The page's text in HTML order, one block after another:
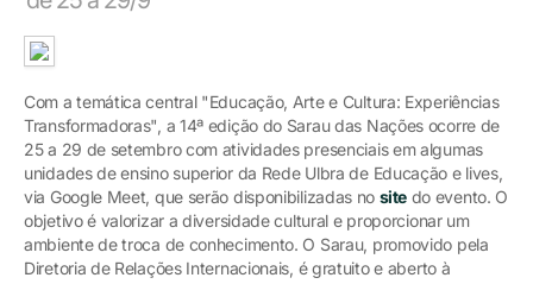
Com a temática central "Educação, Arte e Cultura: Experiências
Transformadoras", a 14ª edição do Sarau das Nações ocorre de
25 a 29 de setembro com atividades presenciais em algumas
unidades de ensino superior da Rede Ulbra de Educação e lives,
via Google Meet, que serão disponibilizadas no sitedo evento. O
objetivo é valorizar a diversidade cultural e proporcionar um
ambiente de troca de conhecimento. O Sarau, promovido pela
Diretoria de Relações Internacionais, é gratuito e aberto à